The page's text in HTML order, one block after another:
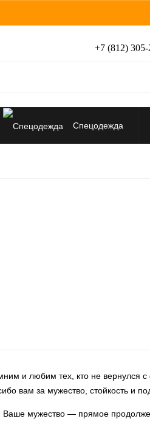
+7 (812)
Спецодежда
и любим тех, кто не вернулся с
вам за мужество, стойкость и
мужество — прямое